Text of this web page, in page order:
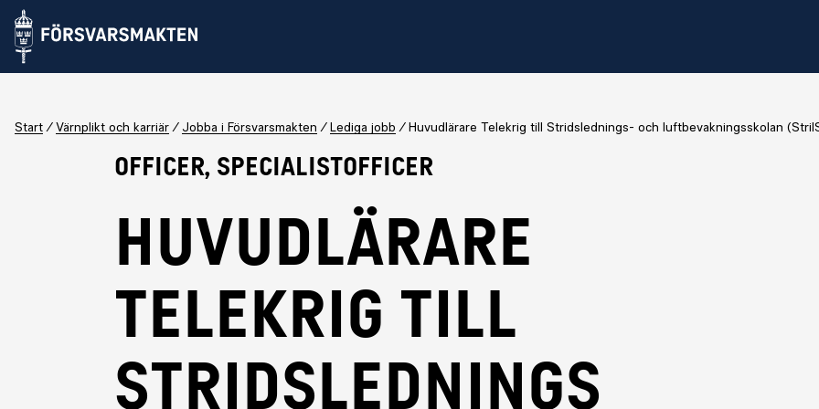
Start Värnplikt och karriär Jobba i Försvarsmakten Lediga jobb Huvudlärare Telekrig till Stridslednings- och luftbevakningsskolan
Officer, Specialistofficer
Huvudlärare
Telekrig till
Stridslednings